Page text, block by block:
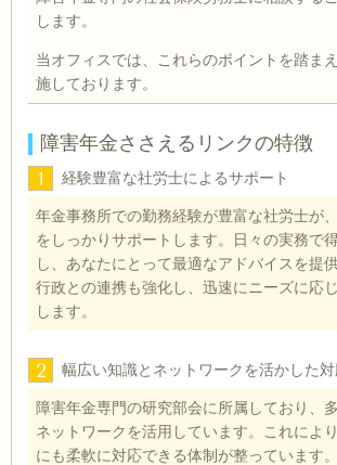
します。
当オフィスでは、これらのポイントを踏ま
施しております。
障害年金ささえるリンクの特徴
1
経験豊富な社労士によるサポート
年金事務所での勤務経験が豊富な社労士が
をしっかりサポートします。日々の実務で
し、あなたにとって最適なアドバイスを提
行政との連携も強化し、迅速にニーズに応
します。
2 幅広い知識とネットワークを活かした
障害年金専門の研究部会に所属しており、
ネットワークを活用しています。これによ
にも柔軟に対応できる体制が整っています。